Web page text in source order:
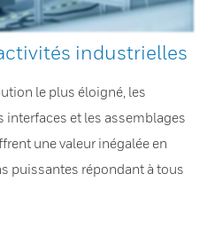
industrielles
le plus éloigné, les
interfaces et les assemblages
une valeur inégalée en
puissantes répondant à tous